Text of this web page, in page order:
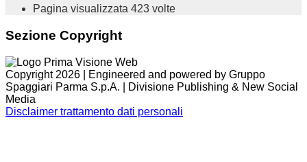
Pagina visualizzata 423 volte
Sezione Copyright
Copyright 2026 | Engineered and powered by Gruppo
Spaggiari Parma S.p.A. | Divisione Publishing & New Social
Media
Disclaimer trattamento dati personali